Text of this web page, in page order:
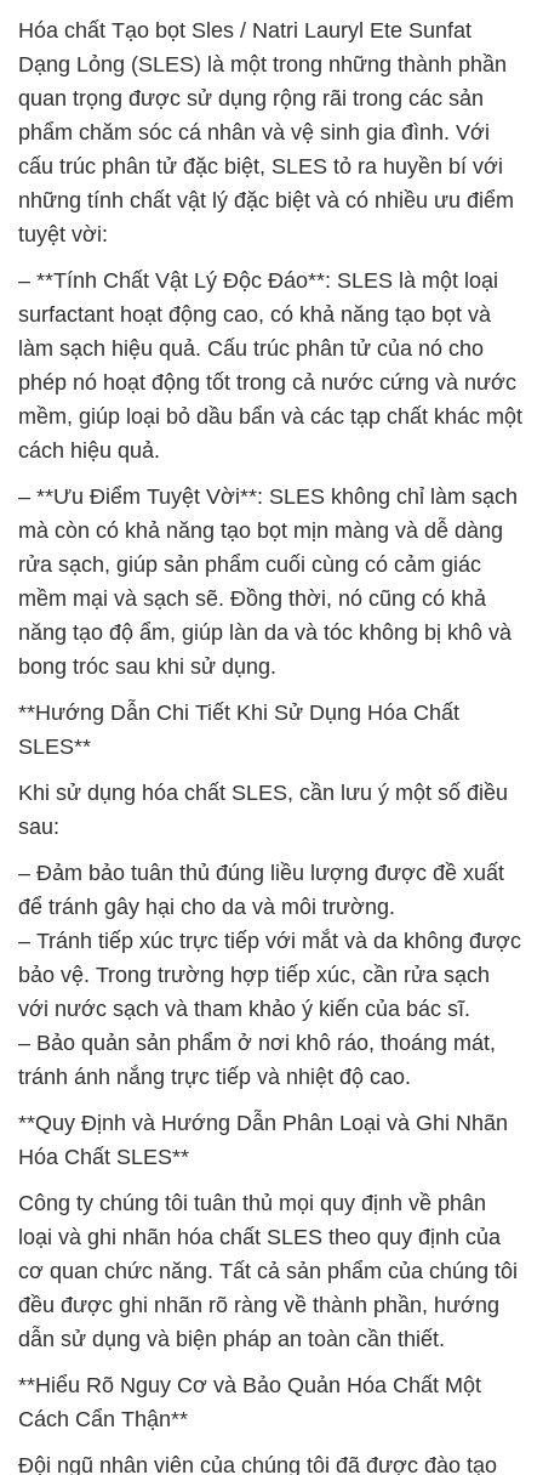
Hóa chất Tạo bọt Sles / Natri Lauryl Ete Sunfat
Dạng Lỏng (SLES) là một trong những thành phần
quan trọng được sử dụng rộng rãi trong các sản
phẩm chăm sóc cá nhân và vệ sinh gia đình. Với
cấu trúc phân tử đặc biệt, SLES tỏ ra huyền bí với
những tính chất vật lý đặc biệt và có nhiều ưu điểm
tuyệt vời:
– **Tính Chất Vật Lý Độc Đáo**: SLES là một loại
surfactant hoạt động cao, có khả năng tạo bọt và
làm sạch hiệu quả. Cấu trúc phân tử của nó cho
phép nó hoạt động tốt trong cả nước cứng và nước
mềm, giúp loại bỏ dầu bẩn và các tạp chất khác một
cách hiệu quả.
– **Ưu Điểm Tuyệt Vời**: SLES không chỉ làm sạch
mà còn có khả năng tạo bọt mịn màng và dễ dàng
rửa sạch, giúp sản phẩm cuối cùng có cảm giác
mềm mại và sạch sẽ. Đồng thời, nó cũng có khả
năng tạo độ ẩm, giúp làn da và tóc không bị khô và
bong tróc sau khi sử dụng.
**Hướng Dẫn Chi Tiết Khi Sử Dụng Hóa Chất
SLES**
Khi sử dụng hóa chất SLES, cần lưu ý một số điều
sau:
– Đảm bảo tuân thủ đúng liều lượng được đề xuất
để tránh gây hại cho da và môi trường.
– Tránh tiếp xúc trực tiếp với mắt và da không được
bảo vệ. Trong trường hợp tiếp xúc, cần rửa sạch
với nước sạch và tham khảo ý kiến của bác sĩ.
– Bảo quản sản phẩm ở nơi khô ráo, thoáng mát,
tránh ánh nắng trực tiếp và nhiệt độ cao.
**Quy Định và Hướng Dẫn Phân Loại và Ghi Nhãn
Hóa Chất SLES**
Công ty chúng tôi tuân thủ mọi quy định về phân
loại và ghi nhãn hóa chất SLES theo quy định của
cơ quan chức năng. Tất cả sản phẩm của chúng tôi
đều được ghi nhãn rõ ràng về thành phần, hướng
dẫn sử dụng và biện pháp an toàn cần thiết.
**Hiểu Rõ Nguy Cơ và Bảo Quản Hóa Chất Một
Cách Cẩn Thận**
Đội ngũ nhân viên của chúng tôi đã được đào tạo